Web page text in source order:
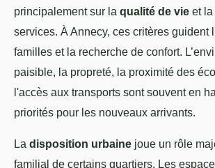
principalement sur la qualité de vie et
services. À Annecy, ces critères guident
familles et la recherche de confort.
paisible, la propreté, la proximité des
l'accès aux transports sont souvent en
priorités pour les nouveaux arrivants.
La disposition urbaine joue un rôle
familial de certains quartiers. Les